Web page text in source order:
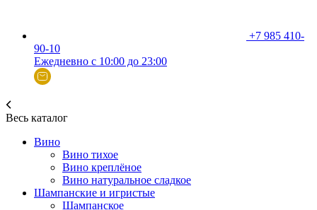
+7 985 410-
90-10
Ежедневно с 10:00 до 23:00
Весь каталог
Вино
Вино тихое
Вино креплёное
Вино натуральное сладкое
Шампанские и игристые
Шампанское